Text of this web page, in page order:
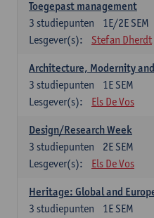
Toegepast management
1E/2E SEM
3 studiepunten
Lesgever(s):
Stefan Dherdt
Architecture, Modernity
1E SEM
3 studiepunten
Lesgever(s):
Els De Vos
Design/Research Week
2E SEM
3 studiepunten
Lesgever(s):
Els De Vos
Heritage: Global and
1E SEM
3 studiepunten